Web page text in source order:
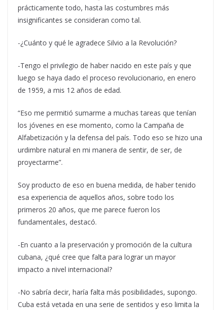
prácticamente todo, hasta las costumbres más
insignificantes se consideran como tal.
-¿Cuánto y qué le agradece Silvio a la Revolución?
-Tengo el privilegio de haber nacido en este país y que
luego se haya dado el proceso revolucionario, en enero
de 1959, a mis 12 años de edad.
“Eso me permitió sumarme a muchas tareas que tenían
los jóvenes en ese momento, como la Campaña de
Alfabetización y la defensa del país. Todo eso se hizo una
urdimbre natural en mi manera de sentir, de ser, de
proyectarme”.
Soy producto de eso en buena medida, de haber tenido
esa experiencia de aquellos años, sobre todo los
primeros 20 años, que me parece fueron los
fundamentales, destacó.
-En cuanto a la preservación y promoción de la cultura
cubana, ¿qué cree que falta para lograr un mayor
impacto a nivel internacional?
-No sabría decir, haría falta más posibilidades, supongo.
Cuba está vetada en una serie de sentidos y eso limita la